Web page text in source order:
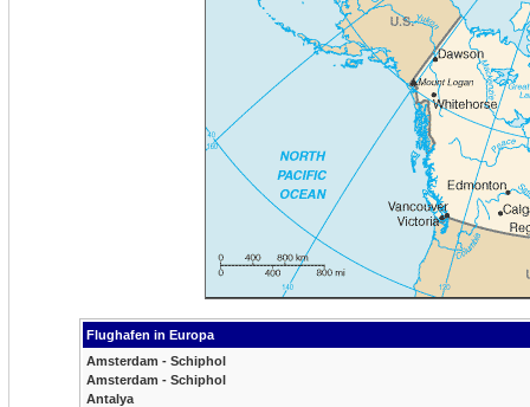
Flughafen in Europa
Amsterdam - Schiphol
Amsterdam - Schiphol
Antalya